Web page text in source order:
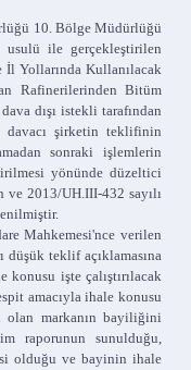
10. Bölge Müdürlüğü
usulü ile gerçekleştirilen
Yollarında Kullanılacak
Rafinerilerinden Bitüm
dışı istekli tarafından
davacı şirketin teklifinin
sonraki işlemlerin
yönünde düzeltici
2013/UH.III-432 sayılı
Mahkemesi'nce verilen
düşük teklif açıklamasına
işte çalıştırılacak
amacıyla ihale konusu
olan markanın bayiliğini
raporunun sunulduğu,
olduğu ve bayinin ihale